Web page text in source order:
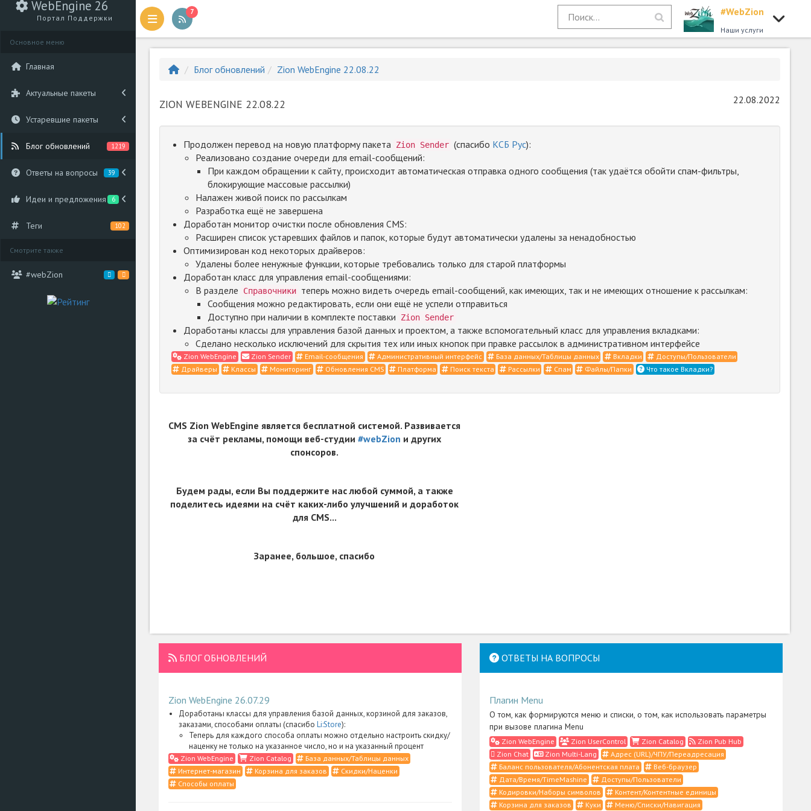
WebEngine 26
Портал Поддержки
Основное меню
Главная
Актуальные пакеты
Устаревшие пакеты
Блог обновлений 1219
Ответы на вопросы 39
Идеи и предложения 6
Теги 102
Смотрите также
#webZion
7 #WebZion
Наши услуги
Блог обновлений Zion WebEngine 22.08.22
ZION WEBENGINE 22.08.22 22.08.2022
Продолжен перевод на новую платформу пакета Zion Sender (спасибо КСБ Рус):
Реализовано создание очереди для email-сообщений:
При каждом обращении к сайту, происходит автоматическая отправка одного сообщения (так удаётся обойти спам-фильтры,
блокирующие массовые рассылки)
Налажен живой поиск по рассылкам
Разработка ещё не завершена
Доработан монитор очистки после обновления CMS:
Расширен список устаревших файлов и папок, которые будут автоматически удалены за ненадобностью
Оптимизирован код некоторых драйверов:
Удалены более ненужные функции, которые требовались только для старой платформы
Доработан класс для управления email-сообщениями:
В разделе
Справочники теперь можно видеть очередь email-сообщений, как имеющих, так и не имеющих отношение к рассылкам:
Сообщения можно редактировать, если они ещё не успели отправиться
Доступно при наличии в комплекте поставки
Zion Sender
Доработаны классы для управления базой данных и проектом, а также вспомогательный класс для управления вкладками:
Сделано несколько исключений для скрытия тех или иных кнопок при правке рассылок в административном интерфейсе
Zion WebEngine Zion Sender Email-сообщения Административный интерфейс База данных/Таблицы данных Вкладки
Доступы/Пользователи
Драйверы
Классы Мониторинг Обновления CMS Платформа Поиск текста Рассылки Спам Файлы/Папки Что такое Вкладки?
CMS Zion WebEngine является бесплатной системой. Развивается
за счёт рекламы, помощи веб-студии #webZion и других
спонсоров.
Будем рады, если Вы поддержите нас любой суммой, а также
поделитесь идеями на счёт каких-либо улучшений и доработок
для CMS...
Заранее, большое, спасибо
БЛОГ ОБНОВЛЕНИЙ
Zion WebEngine 26.07.29
Доработаны классы для управления базой данных, корзиной для заказов,
заказами, способами оплаты (спасибо Li:Store):
Теперь для каждого способа оплаты можно отдельно настроить скидку/
наценку не только на указанное число, но и на указанный процент
Zion WebEngine Zion Catalog
База данных/Таблицы данных
Интернет-магазин
Корзина для заказов
Скидки/Наценки
Способы оплаты
ОТВЕТЫ НА ВОПРОСЫ
Плагин Menu
О том, как формируются меню и списки, о том, как использовать параметры
при вызове плагина Menu
Zion WebEngine Zion UserControl Zion Catalog
Zion Pub Hub
Zion Chat
Zion Multi-Lang
Адрес (URL)/ЧПУ/Переадресация
Баланс пользователя/Абонентская плата
Веб-браузер
Дата/Время/TimeMashine
Доступы/Пользователи
Кодировки/Наборы символов
Контент/Контентные единицы
Корзина для заказов
Куки Меню/Списки/Навигация